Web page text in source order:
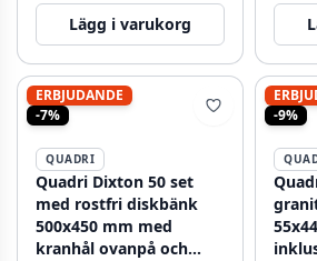
Lägg i varukorg
ERBJUDANDE
-7%
QUADRI
Quadri Dixton 50 set
med rostfri diskbänk
500x450 mm med
kranhål ovanpå och
-9%